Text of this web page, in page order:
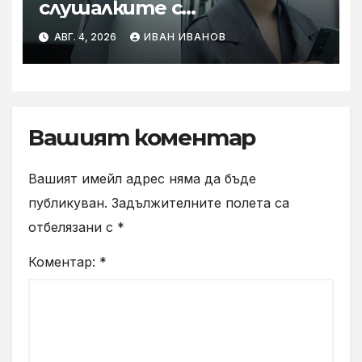
слушалките с
шумопотискане WH-
1000XM6 в нов цвят „Olive
Gray“
АВГ. 4, 2026 ИВАН ИВАНОВ
Вашият коментар
Вашият имейл адрес няма да бъде
публикуван. Задължителните полета са
отбелязани с *
Коментар: *